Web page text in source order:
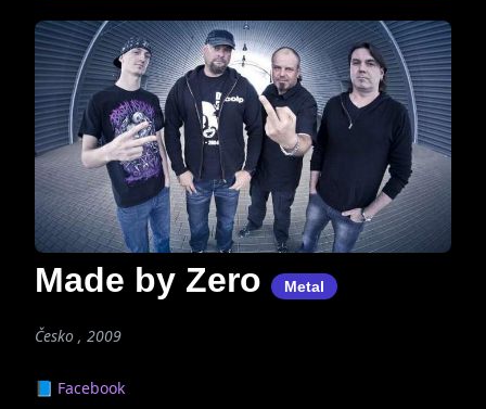
Made by Zero Metal
Česko , 2009
📘 Facebook